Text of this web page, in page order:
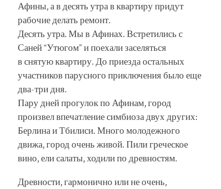
Афины, а в десять утра в квартиру придут
рабочие делать ремонт.
Десять утра. Мы в Афинах. Встретились с
Саней “Утюгом” и поехали заселяться
в снятую квартиру. До приезда остальных
участников парусного приключения было еще
два-три дня.
Пару дней прогулок по Афинам, город
произвел впечатление симбиоза двух других:
Берлина и Тбилиси. Много молодежного
движа, город очень живой. Пили греческое
вино, ели салаты, ходили по древностям.
Древности, гармонично или не очень,